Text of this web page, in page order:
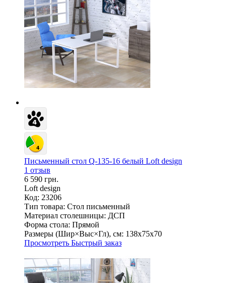
Письменный стол Q-135-16 белый Loft design
1 отзыв
6 590 грн.
Loft design
Код: 23206
Тип товара: Стол письменный
Материал столешницы: ДСП
Форма стола: Прямой
Размеры (Шир×Выс×Гл), см: 138х75х70
Просмотреть Быстрый заказ